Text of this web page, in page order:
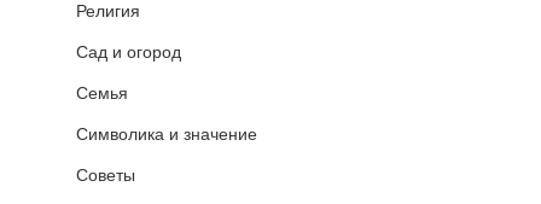
Религия
Сад и огород
Семья
Символика и значение
Советы